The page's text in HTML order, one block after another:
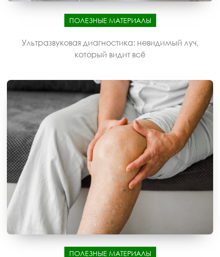
ПОЛЕЗНЫЕ МАТЕРИАЛЫ
Ультразвуковая диагностика: невидимый луч,
который видит всё
ПОЛЕЗНЫЕ МАТЕРИАЛЫ